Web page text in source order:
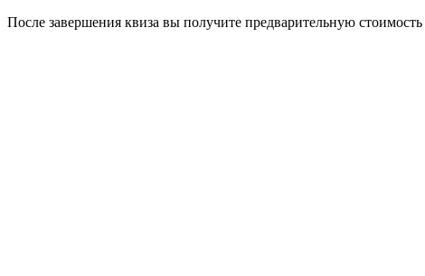
После завершения квиза вы получите предварительную